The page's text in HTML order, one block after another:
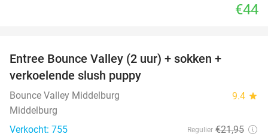
€44
Entree Bounce Valley (2 uur) + sokken +
verkoelende slush puppy
Bounce Valley Middelburg 9.4 star
Middelburg
Verkocht: 755
Regulier €21,95